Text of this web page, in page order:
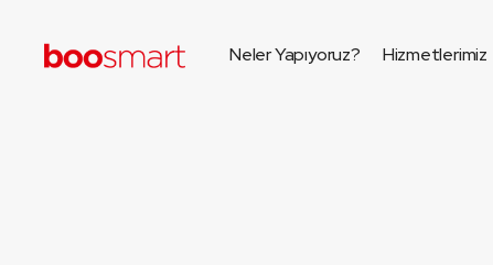
Neler Yapıyoruz? Hizmetlerimiz